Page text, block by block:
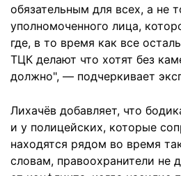
обязательным для всех, а не
уполномоченного лица,
где, в то время как все
ТЦК делают что хотят без
должно", — подчеркивает
Лихачёв добавляет, что
и у полицейских, которые
находятся рядом во время
словам, правоохранители не